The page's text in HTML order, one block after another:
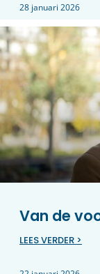
28 januari 2026
Van de
LEES VERDER >